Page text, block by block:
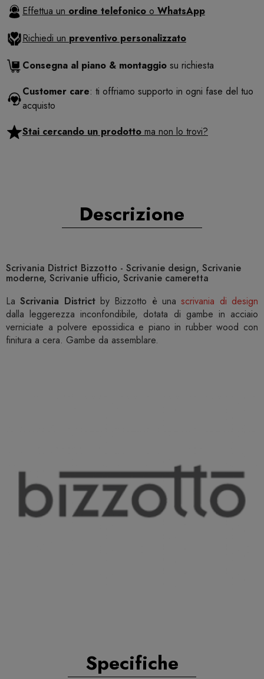
Effettua un ordine telefonico o WhatsApp
Richiedi un preventivo personalizzato
Consegna al piano & montaggio su richiesta
Customer care: ti offriamo supporto in ogni fase del tuo
acquisto
Stai cercando un prodotto ma non lo trovi?
Descrizione
Scrivania District Bizzotto - Scrivanie design, Scrivanie
moderne, Scrivanie ufficio, Scrivanie cameretta
LaScrivania Districtby Bizzotto è unascrivania di design
dalla leggerezza inconfondibile, dotata di gambe in acciaio
verniciate a polvere epossidica e piano in rubber wood con
finitura a cera. Gambe da assemblare.
Specifiche